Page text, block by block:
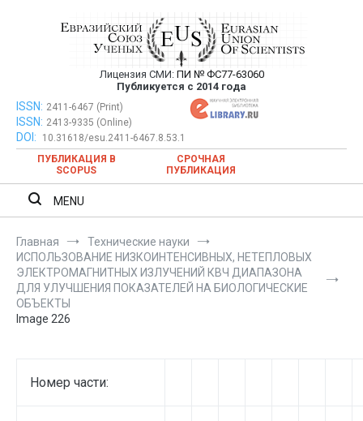
Евразийский Союз Ученых —
публикация научных статей в
ежемесячном научном журнале
Лицензия СМИ: ПИ № ФС77-63060
Публикуется с 2014 года
Евразийский Союз Ученых — публикация научных статей в
ежемесячном научном журнале
ISSN: 2411-6467 (Print)
ISSN: 2413-9335 (Online)
DOI:
10.31618/esu.2411-6467.8.53.1
ПУБЛИКАЦИЯ В
SCOPUS
СРОЧНАЯ
ПУБЛИКАЦИЯ
MENU
Главная
Технические науки
ИСПОЛЬЗОВАНИЕ НИЗКОИНТЕНСИВНЫХ, НЕТЕПЛОВЫХ
ЭЛЕКТРОМАГНИТНЫХ ИЗЛУЧЕНИЙ КВЧ ДИАПАЗОНА
ДЛЯ УЛУЧШЕНИЯ ПОКАЗАТЕЛЕЙ НА БИОЛОГИЧЕСКИЕ
ОБЪЕКТЫ
Image 226
Номер части: